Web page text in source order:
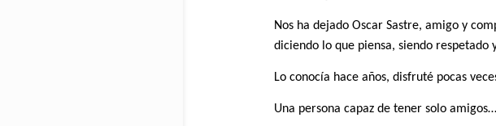
Nos ha dejado Oscar Sastre, amigo y
diciendo lo que piensa, siendo respetado
Lo conocía hace años, disfruté pocas
Una persona capaz de tener solo amigos…